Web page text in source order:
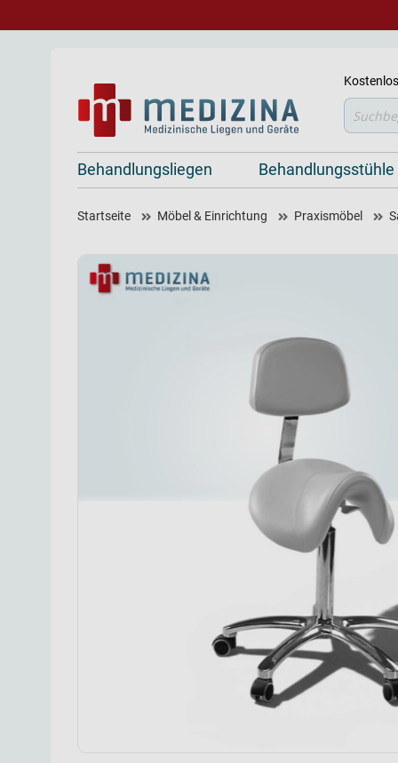
Suche
Behandlungsliegen Behandlungsstühle
Startseite Möbel & Einrichtung Praxismöbel